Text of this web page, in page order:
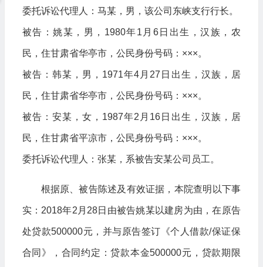
委托诉讼代理人：马某，男，该公司东峡支行行长。
被告：姚某，男，1980年1月6日出生，汉族，农
民，住甘肃省华亭市，公民身份号码：×××。
被告：韩某，男，1971年4月27日出生，汉族，居
民，住甘肃省华亭市，公民身份号码：×××。
被告：安某，女，1987年2月16日出生，汉族，居
民，住甘肃省平凉市，公民身份号码：×××。
委托诉讼代理人：张某，系被告安某公司员工。
根据原、被告陈述及有效证据，本院查明以下事
实：2018年2月28日由被告姚某以建房为由，在原告
处贷款500000元，并与原告签订《个人借款/保证保
合同》，合同约定：贷款本金500000元，贷款期限